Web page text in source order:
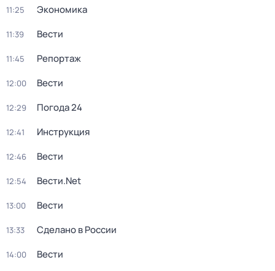
11:25 Экономика
11:39 Вести
11:45 Репортаж
12:00 Вести
12:29 Погода 24
12:41 Инструкция
12:46 Вести
12:54 Вести.Net
13:00 Вести
13:33 Сделано в России
14:00 Вести